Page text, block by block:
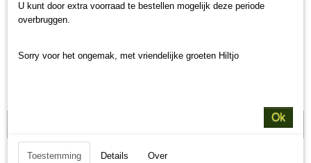
U kunt door extra voorraad te bestellen mogelijk deze periode
overbruggen.
Sorry voor het ongemak, met vriendelijke groeten Hiltjo
Ok
Toestemming Details Over